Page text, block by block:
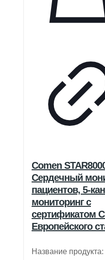
Comen
Сердечный
пациентов, 5-
мониторинг с
сертификатом
Европейского
Название